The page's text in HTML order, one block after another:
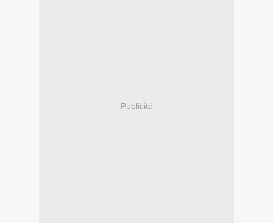
Publicité